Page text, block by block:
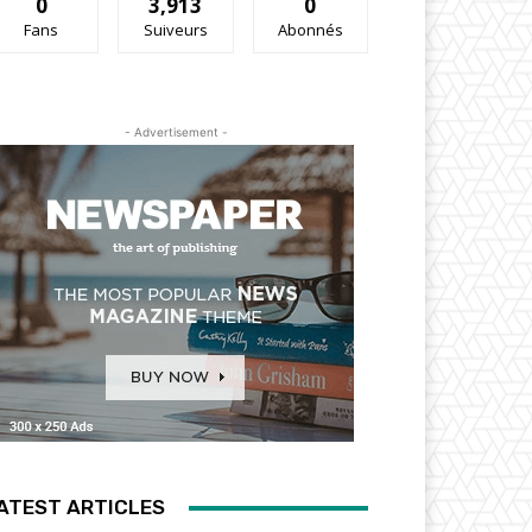
Fans Suiveurs Abonnés
- Advertisement -
ARTICLES